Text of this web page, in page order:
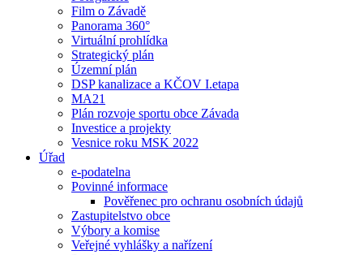
Film o Závadě
Panorama 360°
Virtuální prohlídka
Strategický plán
Územní plán
DSP kanalizace a KČOV I.etapa
MA21
Plán rozvoje sportu obce Závada
Investice a projekty
Vesnice roku MSK 2022
Úřad
e-podatelna
Povinné informace
Pověřenec pro ochranu osobních údajů
Zastupitelstvo obce
Výbory a komise
Veřejné vyhlášky a nařízení